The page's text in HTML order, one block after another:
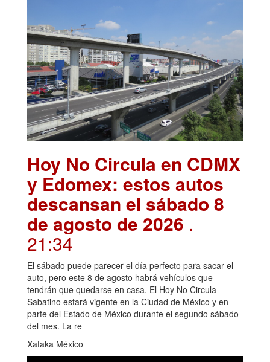
Hoy No Circula en CDMX
y Edomex: estos autos
descansan el sábado 8
de agosto de 2026 .
21:34
El sábado puede parecer el día perfecto para sacar el
auto, pero este 8 de agosto habrá vehículos que
tendrán que quedarse en casa. El Hoy No Circula
Sabatino estará vigente en la Ciudad de México y en
parte del Estado de México durante el segundo sábado
del mes. La re
Xataka México